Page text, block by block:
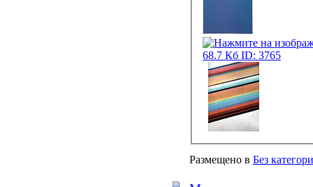
Размещено в Без